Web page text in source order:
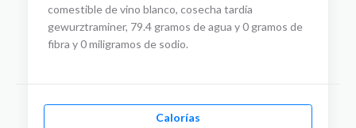
comestible de vino blanco, cosecha tardía
gewurztraminer, 79.4 gramos de agua y 0 gramos de
fibra y 0 miligramos de sodio.
Calorías